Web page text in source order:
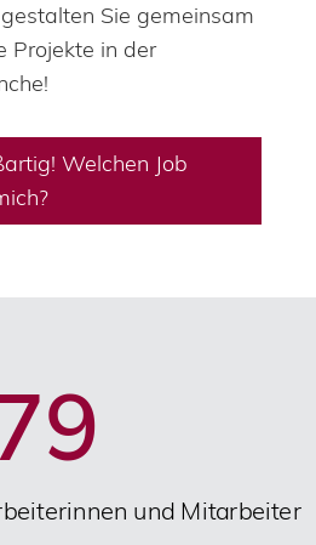
Sie gemeinsam
Projekte in der
Welchen Job
und Mitarbeiter